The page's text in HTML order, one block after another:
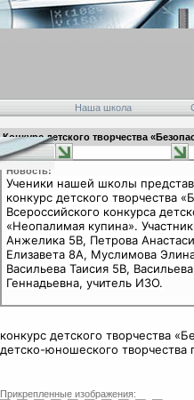
Наша школа
Конкурс детского творчества
Новость:
Ученики нашей школы
конкурс детского творчества
Всероссийского конкурса
«Неопалимая купина».
Анжелика 5В, Петрова
Елизавета 8А, Муслимова
Васильева Таисия 5В,
Геннадьевна, учитель ИЗО.
конкурс детского творчества
детско-юношеского
Прикрепленные изображения: